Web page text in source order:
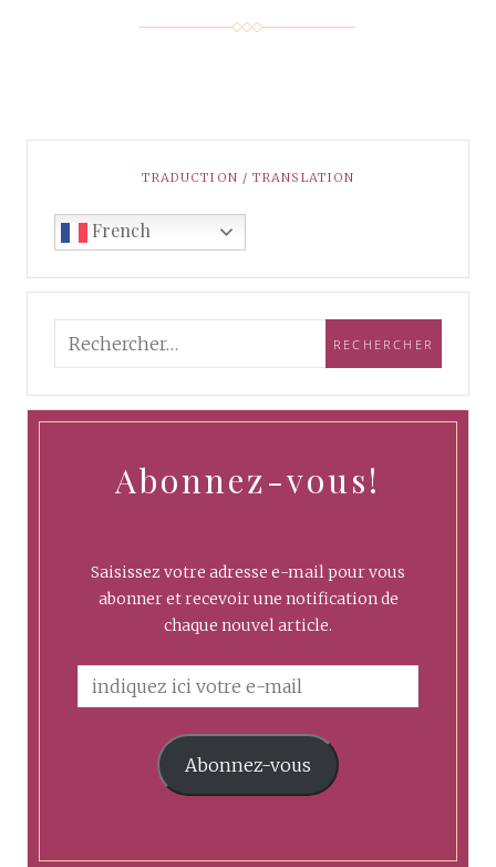
TRADUCTION / TRANSLATION
French
Abonnez-vous!
Saisissez votre adresse e-mail pour vous
abonner et recevoir une notification de
chaque nouvel article.
Abonnez-vous